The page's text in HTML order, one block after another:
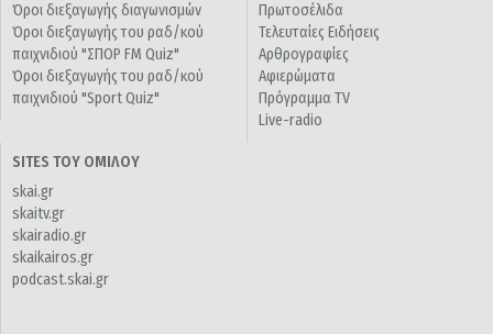
Όροι διεξαγωγής διαγωνισμών
Όροι διεξαγωγής του ραδ/κού
παιχνιδιού "ΣΠΟΡ FM Quiz"
Όροι διεξαγωγής του ραδ/κού
παιχνιδιού "Sport Quiz"
Πρωτοσέλιδα
Τελευταίες Ειδήσεις
Αρθρογραφίες
Αφιερώματα
Πρόγραμμα TV
Live-radio
SITES ΤΟΥ ΟΜΙΛΟΥ
skai.gr
skaitv.gr
skairadio.gr
skaikairos.gr
podcast.skai.gr